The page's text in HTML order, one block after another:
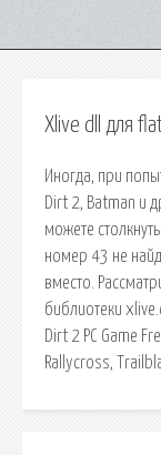
Xlive dll для
Иногда, при
Dirt 2, Batman и
можете
номер 43 не
вместо.
библиотеки
Dirt 2 PC Game
Rallycross,